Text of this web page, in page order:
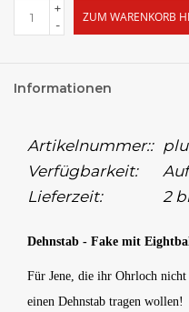
+
-
ZUM WARENKORB
Informationen
Artikelnummer::
Verfügbarkeit:
Lieferzeit:
2
Dehnstab - Fake mit
Für Jene, die ihr Ohrloch
einen Dehnstab tragen wollen!